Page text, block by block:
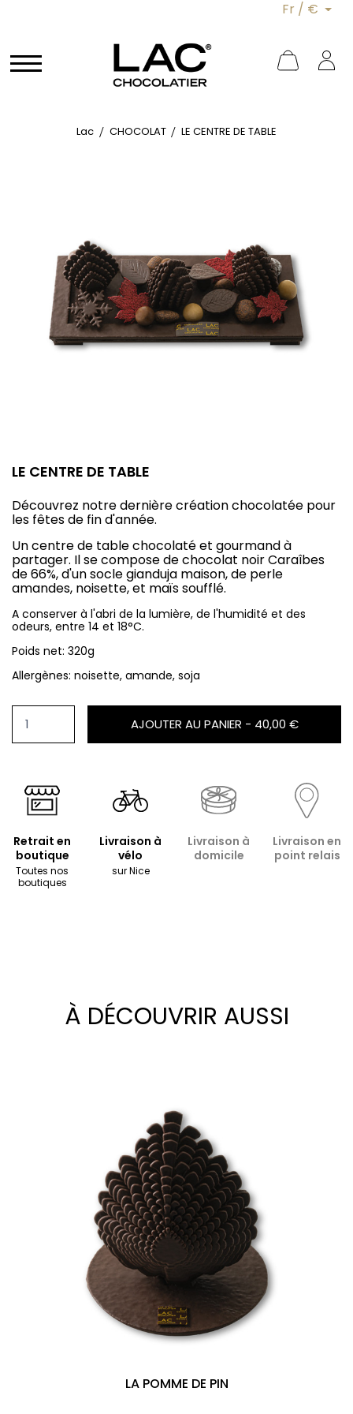
Fr / €
Lac CHOCOLAT LE CENTRE DE TABLE
LE CENTRE DE TABLE
Découvrez notre dernière création chocolatée pour
les fêtes de fin d'année.
Un centre de table chocolaté et gourmand à
partager. Il se compose de chocolat noir Caraîbes
de 66%, d'un socle gianduja maison, de perle
amandes, noisette, et maïs soufflé.
A conserver à l'abri de la lumière, de l'humidité et des
odeurs, entre 14 et 18°C.
Poids net: 320g
Allergènes: noisette, amande, soja
AJOUTER AU PANIER - 40,00 €
Retrait en
boutique
Toutes nos
boutiques
Livraison à
vélo
sur Nice
Livraison à
domicile
Livraison en
point relais
À DÉCOUVRIR AUSSI
LA POMME DE PIN